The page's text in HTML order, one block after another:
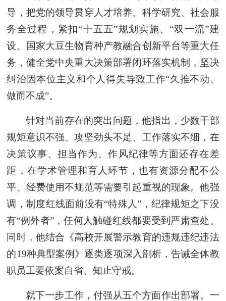
导，把党的领导贯穿人才培养、科学研究、社会服
务全过程，紧扣“十五五”规划实施、“双一流”建
设、国家大豆生物育种产教融合创新平台等重大任
务，健全党中央重大决策部署闭环落实机制，坚决
纠治因本位主义和个人得失导致工作“久推不动、
做而不成”。
针对当前存在的突出问题，他指出，少数干部
规矩意识不强、攻坚劲头不足、工作落实不细，在
决策议事、担当作为、作风纪律等方面还存在差
距，在学术管理和育人环节，也有资源分配不公
平、经费使用不规范等需要引起重视的现象。他强
调，制度红线面前没有“特殊人”，纪律规矩之下没
有“例外者”，任何人触碰红线都要受到严肃查处。
同时，他结合《高校开展警示教育的违规违纪违法
的19种典型案例》逐类逐项深入剖析，告诫全体教
职员工要依案自省、知止守戒。
就下一步工作，付强从五个方面作出部署。一